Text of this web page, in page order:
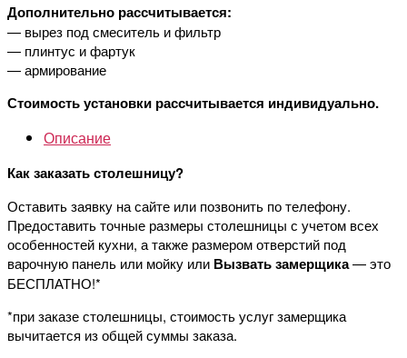
Дополнительно рассчитывается:
— вырез под смеситель и фильтр
— плинтус и фартук
— армирование
Стоимость установки рассчитывается индивидуально.
Описание
Как заказать столешницу?
Оставить заявку на сайте или позвонить по телефону.
Предоставить точные размеры столешницы с учетом всех
особенностей кухни, а также размером отверстий под
варочную панель или мойку или Вызвать замерщика— это
БЕСПЛАТНО!*
*при заказе столешницы, стоимость услуг замерщика
вычитается из общей суммы заказа.